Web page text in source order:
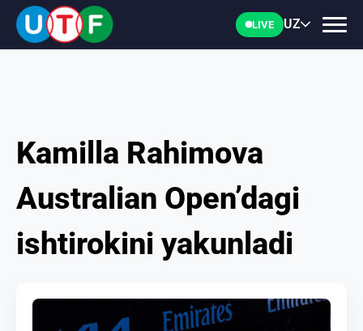
LIVE UZ
BOSH
UTF
YANGILIKLAR
SHAXSLAR
Kamilla Rahimova
Australian Open’dagi
ishtirokini yakunladi